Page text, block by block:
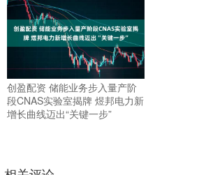
创盈配资 储能业务步入量产阶
段CNAS实验室揭牌 煜邦电力新
增长曲线迈出“关键一步”